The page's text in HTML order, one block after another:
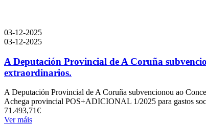
03-12-2025
03-12-2025
A Deputación Provincial de A Coruña
extraordinarios.
A Deputación Provincial de A Coruña subvencionou ao
Achega provincial POS+ADICIONAL 1/2025 para gastos
71.493,71€
Ver máis